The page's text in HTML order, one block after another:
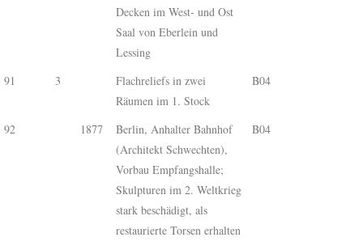
Decken im West- und Ost
Saal von Eberlein und
Lessing
91 3
Flachreliefs in zwei
Räumen im 1. Stock
B04
92 1877
Berlin, Anhalter Bahnhof
(Architekt Schwechten),
Vorbau Empfangshalle;
Skulpturen im 2. Weltkrieg
stark beschädigt, als
restaurierte Torsen erhalten
B04